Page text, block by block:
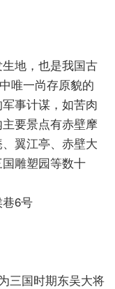
地，也是我国古
唯一尚存原貌的
事计谋，如苦肉
要景点有赤壁摩
翼江亭、赤壁大
雕塑园等数十
6号
国时期东吴大将